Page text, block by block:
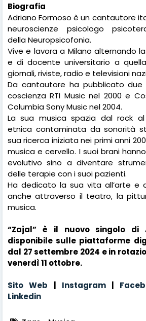
Biografia
Adriano Formoso è un cantautore
neuroscienze psicologo
della Neuropsicofonia.
Vive e lavora a Milano alternando
e di docente universitario a
giornali, riviste, radio e televisioni
Da cantautore ha pubblicato due
coscienza RTI Music nel 2000 e
Columbia Sony Music nel 2004.
La sua musica spazia dal rock
etnica contaminata da sonorità
sua ricerca iniziata nei primi anni
musica e cervello. I suoi brani
evolutivo sino a diventare
delle terapie con i suoi pazienti.
Ha dedicato la sua vita all’arte e
anche attraverso il teatro, la
musica.
“Zajal” è il nuovo singolo di
disponibile sulle piattaforme
dal 27 settembre 2024 e in
venerdì 11 ottobre.
Sito Web | Instagram|
Linkedin